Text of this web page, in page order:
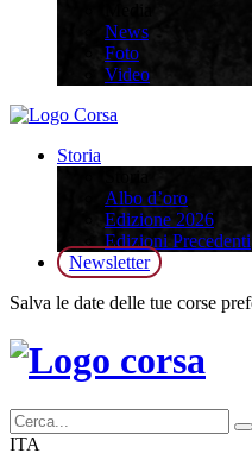
News
Foto
Video
Storia
Albo d’oro
Edizione 2026
Edizioni Precedenti
Newsletter
Salva le date delle tue corse
ITA